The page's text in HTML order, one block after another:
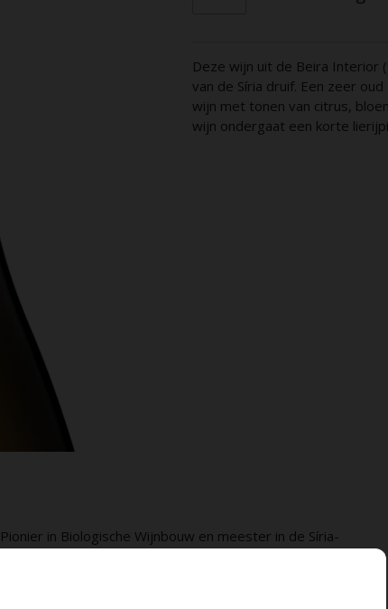
Deze wijn uit de Beira Interior
van de Síria druif. Een zeer
wijn met tonen van citrus,
wijn ondergaat een korte
in Biologische Wijnbouw en meester in de Síria-
Portugal, in het noorden van de schilderachtige
van 750 meter, de hoogste van Portugal, biedt dit
die teruggaat tot de Romeinse tijd.